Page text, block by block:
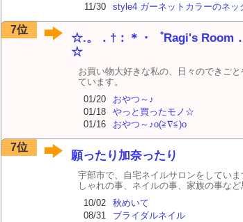
11/30
style4 ガーネットカラーのネッ
7位
☆.。．†：＊・゜Ragi's Room
☆
お買い物大好きな私の、日々のできご
ています。
01/20
おやつ～♪
01/18
やっと買ったモノ☆
01/16
おやつ～♪o(≧∇≦)o
7位
願ったり加奈ったり
宇部市で、自宅ネイルサロンをしてい
しゃれの事、ネイルの事、家族の事など
10/02
秋めいて
08/31
ブライダルネイル